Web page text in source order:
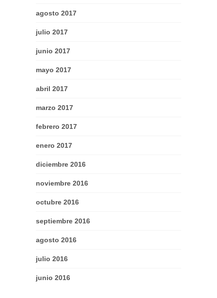
agosto 2017
julio 2017
junio 2017
mayo 2017
abril 2017
marzo 2017
febrero 2017
enero 2017
diciembre 2016
noviembre 2016
octubre 2016
septiembre 2016
agosto 2016
julio 2016
junio 2016